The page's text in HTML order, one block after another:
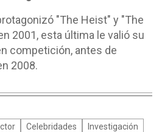
"The Heist" y "The
2001, esta última le valió su
competición, antes de
2008.
Celebridades Investigación